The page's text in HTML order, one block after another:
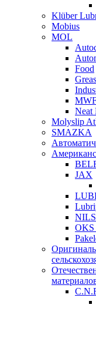
Klüber
Mobius
MOL
Food
Neat
Molyslip
SMAZKA
JAX
OKS